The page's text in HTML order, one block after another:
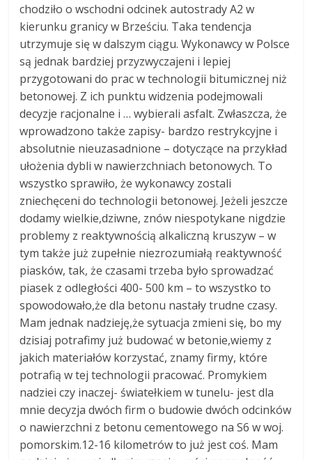
chodziło o wschodni odcinek autostrady A2 w
kierunku granicy w Brześciu. Taka tendencja
utrzymuje się w dalszym ciągu. Wykonawcy w Polsce
są jednak bardziej przyzwyczajeni i lepiej
przygotowani do prac w technologii bitumicznej niż
betonowej. Z ich punktu widzenia podejmowali
decyzje racjonalne i … wybierali asfalt. Zwłaszcza, że
wprowadzono także zapisy- bardzo restrykcyjne i
absolutnie nieuzasadnione – dotyczące na przykład
ułożenia dybli w nawierzchniach betonowych. To
wszystko sprawiło, że wykonawcy zostali
zniechęceni do technologii betonowej. Jeżeli jeszcze
dodamy wielkie,dziwne, znów niespotykane nigdzie
problemy z reaktywnością alkaliczną kruszyw – w
tym także już zupełnie niezrozumiałą reaktywność
piasków, tak, że czasami trzeba było sprowadzać
piasek z odległości 400- 500 km – to wszystko to
spowodowało,że dla betonu nastały trudne czasy.
Mam jednak nadzieję,że sytuacja zmieni się, bo my
dzisiaj potrafimy już budować w betonie,wiemy z
jakich materiałów korzystać, znamy firmy, które
potrafią w tej technologii pracować. Promykiem
nadziei czy inaczej- światełkiem w tunelu- jest dla
mnie decyzja dwóch firm o budowie dwóch odcinków
o nawierzchni z betonu cementowego na S6 w woj.
pomorskim.12-16 kilometrów to już jest coś. Mam